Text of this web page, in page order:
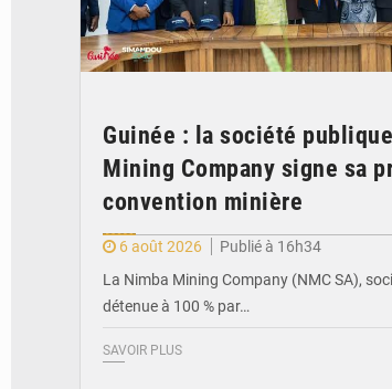
Guinée : la société
Mining Company signe sa
convention minière
6 août 2026
Publié à 16h34
La Nimba Mining Company (NMC SA),
détenue à 100 % par…
SAVOIR PLUS